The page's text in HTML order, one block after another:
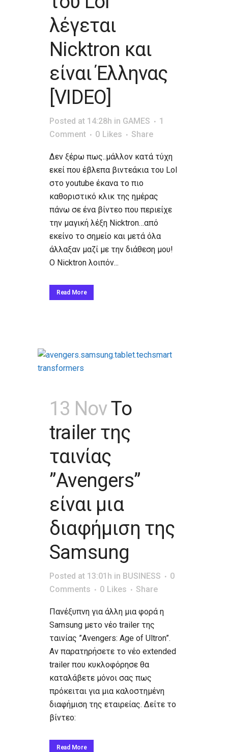
λέγεται
Nicktron και
είναι Έλληνας
[VIDEO]
Posted at 14:28h in GAMES
1
Comment
0 Likes Share
Δεν ξέρω πως..μάλλον κατά τύχη
εκεί που έβλεπα βιντεάκια του Lol
στο youtube έκανα το πιο
καθοριστικό κλικ της ημέρας
πάνω σε ένα βίντεο που περιείχε
την μαγική λέξη Nicktron…από
εκείνο το σημείο και μετά όλα
άλλαξαν μαζί με την διάθεση μου!
Ο Nicktron λοιπόν...
Read More
13 NovΤο
trailer της
ταινίας
”Avengers”
είναι μια
διαφήμιση της
Samsung
Posted at 13:01h in BUSINESS
0
Comments
0 Likes Share
Πανέξυπνη για άλλη μια φορά η
Samsung μετο νέο trailer της
ταινίας ”Avengers: Age of Ultron”.
Αν παρατηρήσετε το νέο extended
trailer που κυκλοφόρησε θα
καταλάβετε μόνοι σας πως
πρόκειται για μια καλοστημένη
διαφήμιση της εταιρείας. Δείτε το
βίντεο:
Read More